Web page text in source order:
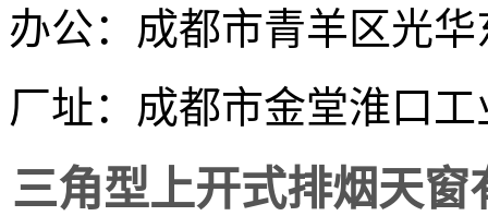
办公： 成都市青羊区光
厂址： 成都市金堂淮口
三角型上开式排烟天